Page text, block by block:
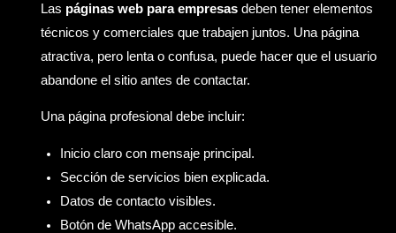
Las páginas web para empresasdeben tener elementos
técnicos y comerciales que trabajen juntos. Una página
atractiva, pero lenta o confusa, puede hacer que el usuario
abandone el sitio antes de contactar.
Una página profesional debe incluir:
Inicio claro con mensaje principal.
Sección de servicios bien explicada.
Datos de contacto visibles.
Botón de WhatsApp accesible.